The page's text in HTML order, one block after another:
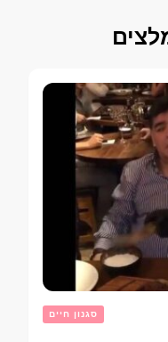
סגנון חיים